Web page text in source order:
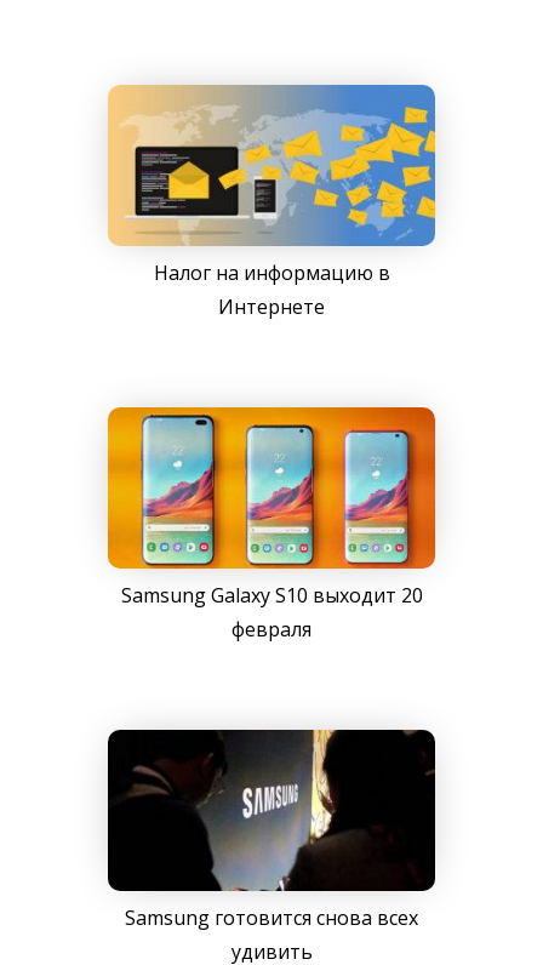
Налог на информацию в
Интернете
Samsung Galaxy S10 выходит 20
февраля
Samsung готовится снова всех
удивить